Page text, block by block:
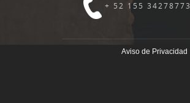
+ 52 155 34278773
Aviso de Privacidad